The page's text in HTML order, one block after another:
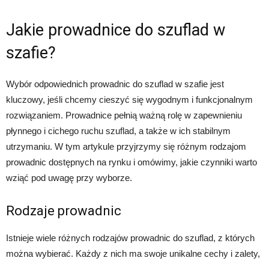
Jakie prowadnice do szuflad w
szafie?
Wybór odpowiednich prowadnic do szuflad w szafie jest
kluczowy, jeśli chcemy cieszyć się wygodnym i funkcjonalnym
rozwiązaniem. Prowadnice pełnią ważną rolę w zapewnieniu
płynnego i cichego ruchu szuflad, a także w ich stabilnym
utrzymaniu. W tym artykule przyjrzymy się różnym rodzajom
prowadnic dostępnych na rynku i omówimy, jakie czynniki warto
wziąć pod uwagę przy wyborze.
Rodzaje prowadnic
Istnieje wiele różnych rodzajów prowadnic do szuflad, z których
można wybierać. Każdy z nich ma swoje unikalne cechy i zalety,